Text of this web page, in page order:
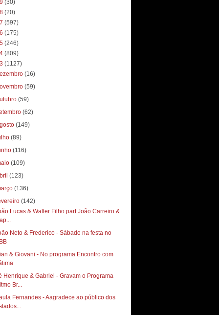
(30)
(20)
(597)
(175)
(246)
(809)
(1127)
(16)
(59)
(59)
(62)
(149)
(89)
(116)
(109)
(123)
(136)
(142)
Lucas & Walter Filho part.João Carreiro &
Neto & Frederico - Sábado na festa no
& Giovani - No programa Encontro com
Henrique & Gabriel - Gravam o Programa
Br...
Fernandes - Aagradece ao público dos